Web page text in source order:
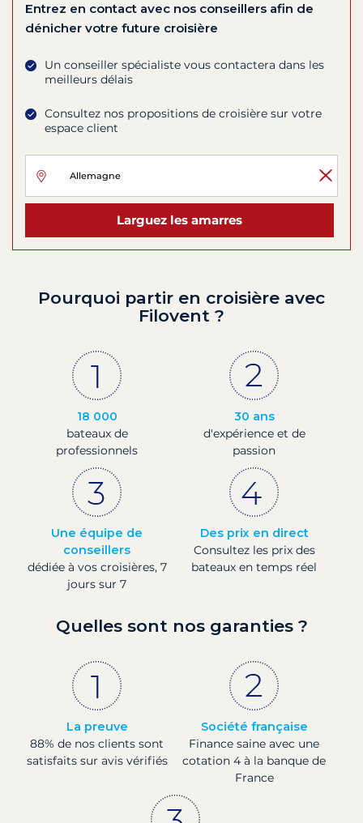
Entrez en contact avec nos conseillers afin de
dénicher votre future croisière
Un conseiller spécialiste vous contactera dans les
meilleurs délais
Consultez nos propositions de croisière sur votre
espace client
Larguez les amarres
Pourquoi partir en croisière avec
Filovent ?
18 000
bateaux de
professionnels
30 ans
d'expérience et de
passion
Une équipe de
conseillers
dédiée à vos croisières, 7
jours sur 7
Des prix en direct
Consultez les prix des
bateaux en temps réel
Quelles sont nos garanties ?
La preuve
88% de nos clients sont
satisfaits sur avis vérifiés
Société française
Finance saine avec une
cotation 4 à la banque de
France